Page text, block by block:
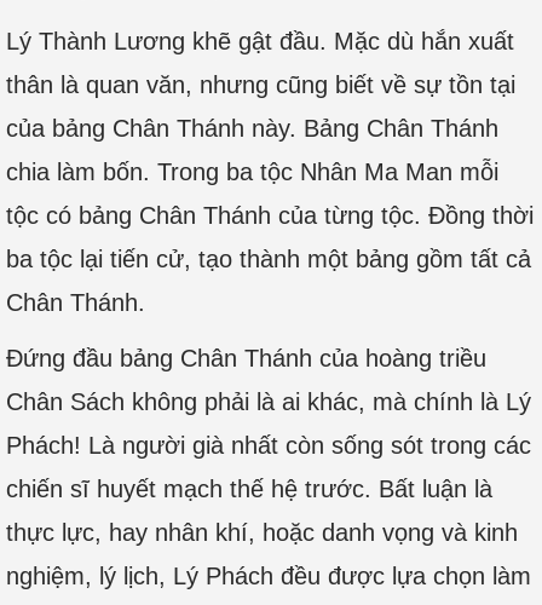
Lý Thành Lương khẽ gật đầu. Mặc dù hắn xuất
thân là quan văn, nhưng cũng biết về sự tồn tại
của bảng Chân Thánh này. Bảng Chân Thánh
chia làm bốn. Trong ba tộc Nhân Ma Man mỗi
tộc có bảng Chân Thánh của từng tộc. Đồng thời
ba tộc lại tiến cử, tạo thành một bảng gồm tất cả
Chân Thánh.
Đứng đầu bảng Chân Thánh của hoàng triều
Chân Sách không phải là ai khác, mà chính là Lý
Phách! Là người già nhất còn sống sót trong các
chiến sĩ huyết mạch thế hệ trước. Bất luận là
thực lực, hay nhân khí, hoặc danh vọng và kinh
nghiệm, lý lịch, Lý Phách đều được lựa chọn làm